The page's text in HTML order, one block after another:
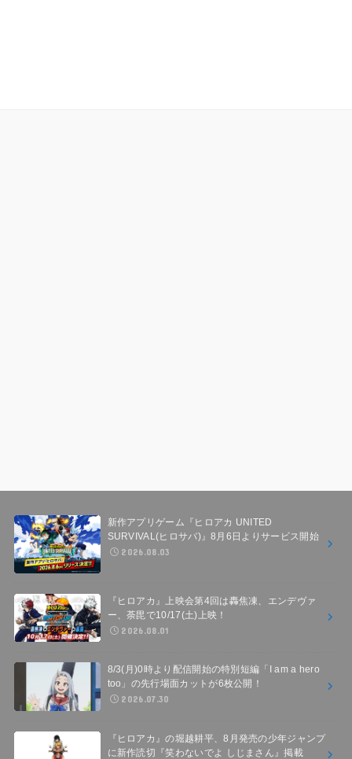
新作アプリゲーム『ヒロアカ UNITED
SURVIVAL(ヒロサバ)』8月6日よりサービス開始
2026.08.03
『ヒロアカ』上映会第4回は轟焦凍、エンデヴァ
ー、荼毘で10/17(土)上映！
2026.08.01
8/3(月)0時より配信開始の特別短編「I am a hero
too」の先行場面カットが6枚公開！
2026.07.30
『ヒロアカ』の堀越耕平、8月発売の少年ジャンプ
に新作読切『笑わないでよ しじまさん』掲載